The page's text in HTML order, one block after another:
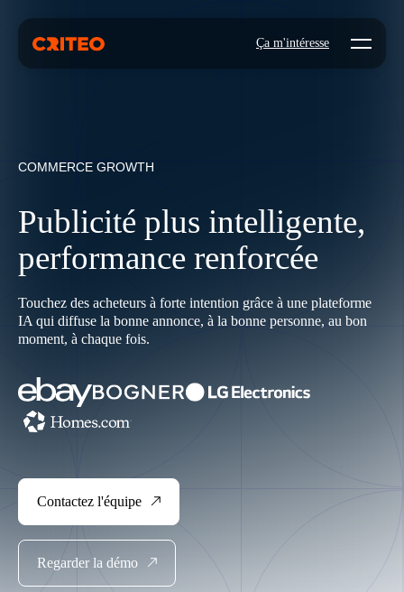
Ça m'intéresse Open
COMMERCE GROWTH
Publicité plus intelligente,
performance renforcée
Touchez des acheteurs à forte intention grâce à une plateforme
IA qui diffuse la bonne annonce, à la bonne personne, au bon
moment, à chaque fois.
Contactez l'équipe
Regarder la démo